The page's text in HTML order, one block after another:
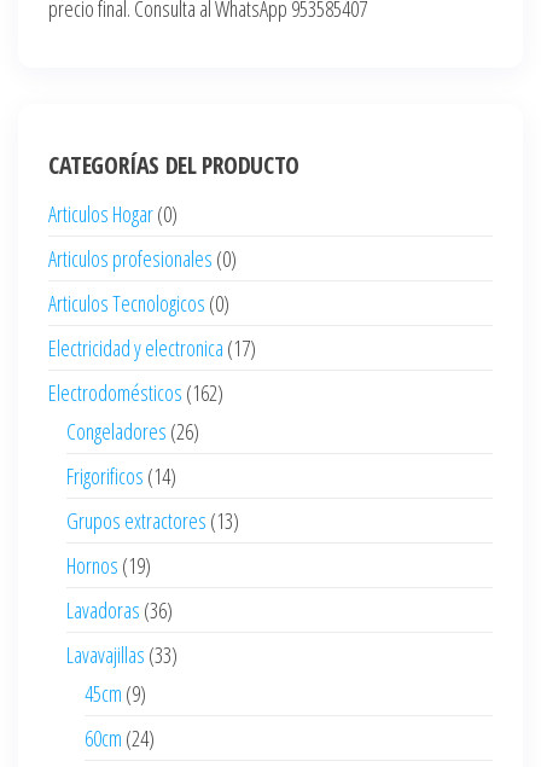
precio final. Consulta al WhatsApp 953585407
CATEGORÍAS DEL PRODUCTO
Articulos Hogar(0)
Articulos profesionales (0)
Articulos Tecnologicos (0)
Electricidad y electronica (17)
Electrodomésticos (162)
Congeladores (26)
Frigorificos (14)
Grupos extractores (13)
Hornos (19)
Lavadoras (36)
Lavavajillas (33)
45cm (9)
60cm (24)